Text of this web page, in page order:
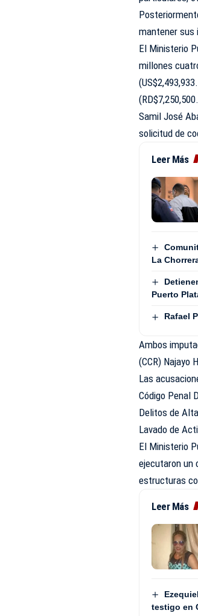
mantener sus
El Ministerio
millones
Samil José
solicitud de
Leer Más
La
Puerto
Rafael
Ambos
(CCR) Najayo
Las
Código Penal
Delitos de
Lavado de
El Ministerio
ejecutaron un
estructuras
Leer Más
testigo en